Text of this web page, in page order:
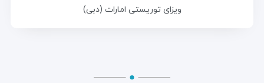
ویزای توریستی امارات (دبی)